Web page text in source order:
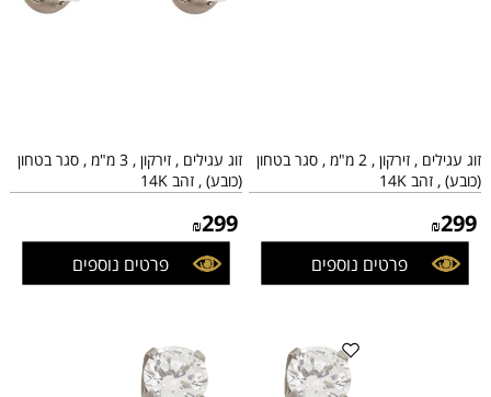
זוג עגילים , זירקון , 2 מ"מ , סגר בטחון
(כובע) , זהב 14K
₪299
פרטים נוספים
זוג עגילים , זירקון , 3 מ"מ , סגר בטחון
(כובע) , זהב 14K
₪299
פרטים נוספים